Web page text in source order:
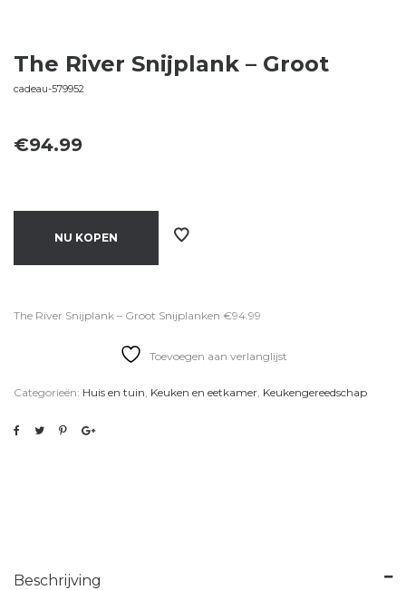
The River Snijplank – Groot
cadeau-579952
€94.99
NU KOPEN
The River Snijplank – Groot Snijplanken €94.99
Toevoegen aan verlanglijst
Categorieën: Huis en tuin, Keuken en eetkamer, Keukengereedschap
Beschrijving